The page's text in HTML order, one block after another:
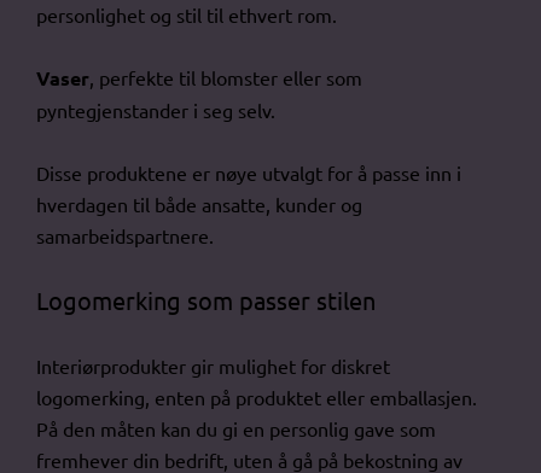
personlighet og stil til ethvert rom.
Vaser , perfekte til blomster eller som
pyntegjenstander i seg selv.
Disse produktene er nøye utvalgt for å passe inn i
hverdagen til både ansatte, kunder og
samarbeidspartnere.
Logomerking som passer stilen
Interiørprodukter gir mulighet for diskret
logomerking, enten på produktet eller emballasjen.
På den måten kan du gi en personlig gave som
fremhever din bedrift, uten å gå på bekostning av